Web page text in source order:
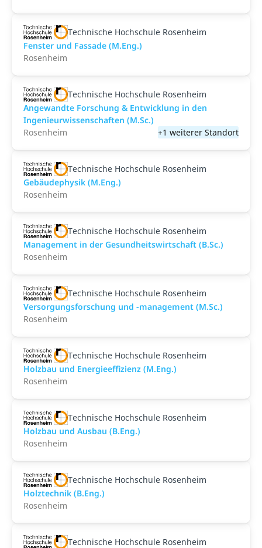
Technische Hochschule Rosenheim
Fenster und Fassade (M.Eng.)
Rosenheim
Technische Hochschule Rosenheim
Angewandte Forschung & Entwicklung in den
Ingenieurwissenschaften (M.Sc.)
Rosenheim
+1 weiterer Standort
Technische Hochschule Rosenheim
Gebäudephysik (M.Eng.)
Rosenheim
Technische Hochschule Rosenheim
Management in der Gesundheitswirtschaft (B.Sc.)
Rosenheim
Technische Hochschule Rosenheim
Versorgungsforschung und -management (M.Sc.)
Rosenheim
Technische Hochschule Rosenheim
Holzbau und Energieeffizienz (M.Eng.)
Rosenheim
Technische Hochschule Rosenheim
Holzbau und Ausbau (B.Eng.)
Rosenheim
Technische Hochschule Rosenheim
Holztechnik (B.Eng.)
Rosenheim
Technische Hochschule Rosenheim